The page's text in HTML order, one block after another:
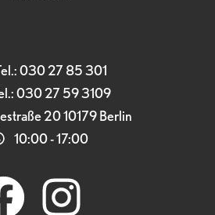
030 27 85 301
030 27 59 3109
20 10179 Berlin
10:00 - 17:00